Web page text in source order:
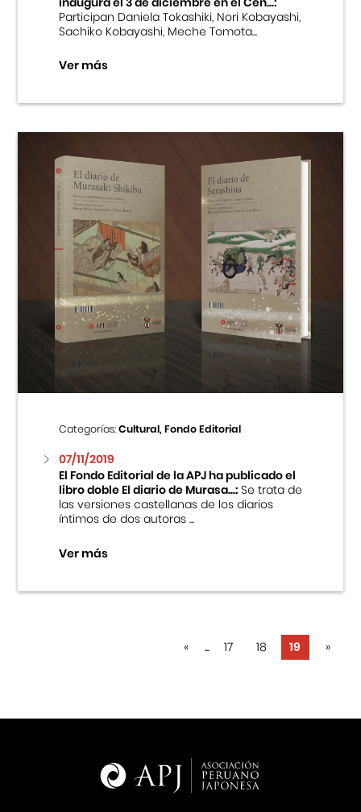
Participan Daniela Tokashiki, Nori Kobayashi,
Sachiko Kobayashi, Meche Tomota...
Ver más
Categorías:Cultural, Fondo Editorial
07/11/2019
El Fondo Editorial de la APJ ha publicado el
libro doble El diario de Murasa...:Se trata de
las versiones castellanas de los diarios
íntimos de dos autoras ...
Ver más
« ... 17 18 19 »